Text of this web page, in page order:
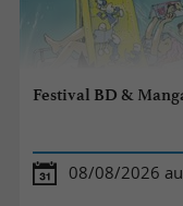
Festival BD &
08/08/2026